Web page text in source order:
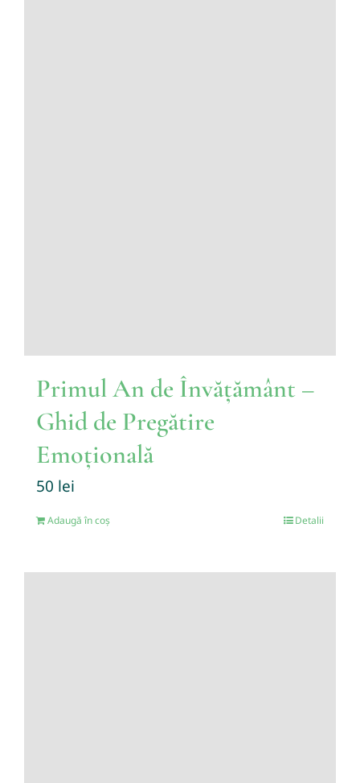
Primul An de Învățământ –
Ghid de Pregătire
Emoțională
50 lei
Adaugă în coș Detalii